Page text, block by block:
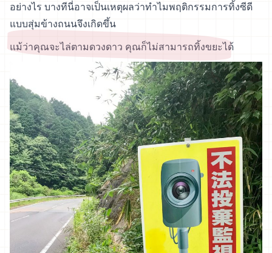
อย่างไร บางทีนี่อาจเป็นเหตุผลว่าทำไมพฤติกรรมการทิ้งซีดี
แบบสุ่มข้างถนนจึงเกิดขึ้น
แม้ว่าคุณจะไล่ตามดวงดาว คุณก็ไม่สามารถทิ้งขยะได้